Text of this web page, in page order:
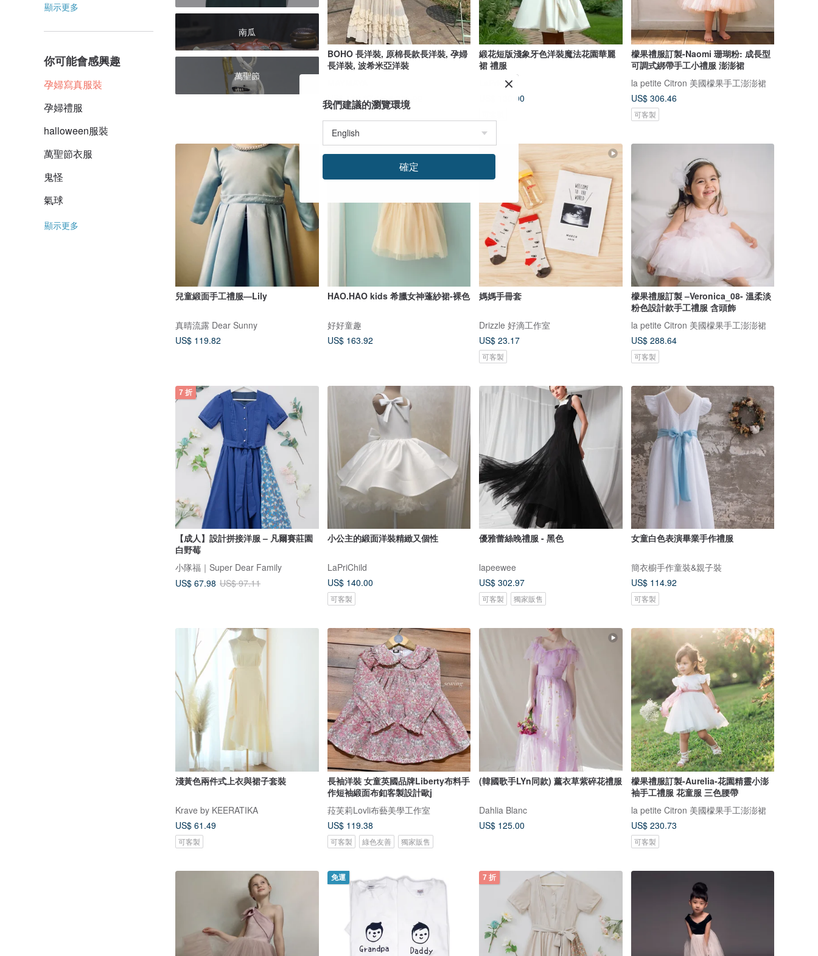
顯示更多
你可能會感興趣
孕婦寫真服裝
孕婦禮服
halloween服裝
萬聖節衣服
鬼怪
氣球
顯示更多
南瓜
萬聖節
BOHO 長洋裝, 原棉長款長洋裝, 孕婦
長洋裝, 波希米亞洋裝
US$ 122.37 US$ 271.92
緞花短版淺象牙色洋裝魔法花園華麗
裙 禮服
LaPriChild
US$ 130.00
檬果禮服訂製-Naomi 珊瑚粉: 成長型
可調式綁帶手工小禮服 澎澎裙
la petite Citron 美國檬果手工澎澎裙
US$ 306.46
可客製
兒童緞面手工禮服—Lily
真晴流露 Dear Sunny
US$ 119.82
HAO.HAO kids 希臘女神蓬紗裙-裸色
好好童趣
US$ 163.92
媽媽手冊套
Drizzle 好滴工作室
US$ 23.17
可客製
檬果禮服訂製 –Veronica_08- 溫柔淡
粉色設計款手工禮服 含頭飾
la petite Citron 美國檬果手工澎澎裙
US$ 288.64
可客製
7 折
【成人】設計拼接洋服 – 凡爾賽莊園
白野莓
小隊福｜Super Dear Family
US$ 67.98 US$ 97.11
小公主的緞面洋裝精緻又個性
LaPriChild
US$ 140.00
可客製
優雅蕾絲晚禮服 - 黑色
lapeewee
US$ 302.97
可客製 獨家販售
女童白色表演畢業手作禮服
簡衣櫥手作童裝&親子裝
US$ 114.92
可客製
淺黃色兩件式上衣與裙子套裝
Krave by KEERATIKA
US$ 61.49
可客製
長袖洋裝 女童英國品牌Liberty布料手
作短袖緞面布釦客製設計歐j
菈芙莉Lovli布藝美學工作室
US$ 119.38
可客製 綠色友善 獨家販售
(韓國歌手LYn同款) 薰衣草紫碎花禮服
Dahlia Blanc
US$ 125.00
檬果禮服訂製-Aurelia-花園精靈小澎
袖手工禮服 花童服 三色腰帶
la petite Citron 美國檬果手工澎澎裙
US$ 230.73
可客製
免運 7 折
我們建議的瀏覽環境
確定